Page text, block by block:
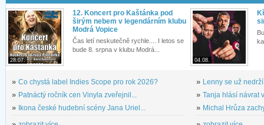
28.07.
12. Koncert pro Kaštánka pod
širým nebem v legendárním klubu
Modrá Vopice
Čas letí neskutečně rychle.... I letos se
bude 8. srpna v klubu Modrá...
» Co chystá label Indies Scope pro rok 2026?
» Patnáctý ročník cen Vinyla zveřejnil...
» Ikona české hudební scény Jana Uriel...
04.08.
» Lenny se už
» Tanja hlásí návrat
» Michal Hrůza